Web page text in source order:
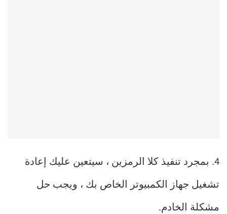
4. بمجرد تنفيذ كلا الرمزين ، سيتعين عليك إعادة
تشغيل جهاز الكمبيوتر الخاص بك ، ويجب حل
مشكلة الخادم.